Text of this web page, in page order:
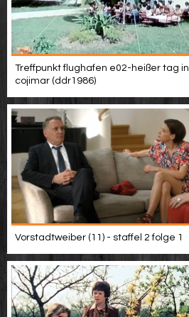
Treffpunkt flughafen e02-heißer tag in
cojimar (ddr1986)
Vorstadtweiber (11) - staffel 2 folge 1